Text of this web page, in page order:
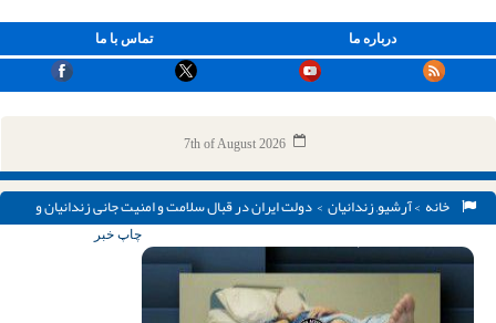
تماس با ما درباره ما
7th of August 2026
خانه >آرشیو,زندانیان> دولت ایران در قبال سلامت و امنیت جانی زندانیان و
چاپ خبر